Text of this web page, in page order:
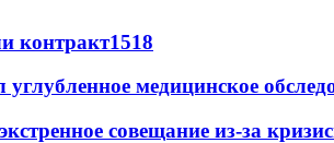
контракт1518
медицинское
совещание из-за